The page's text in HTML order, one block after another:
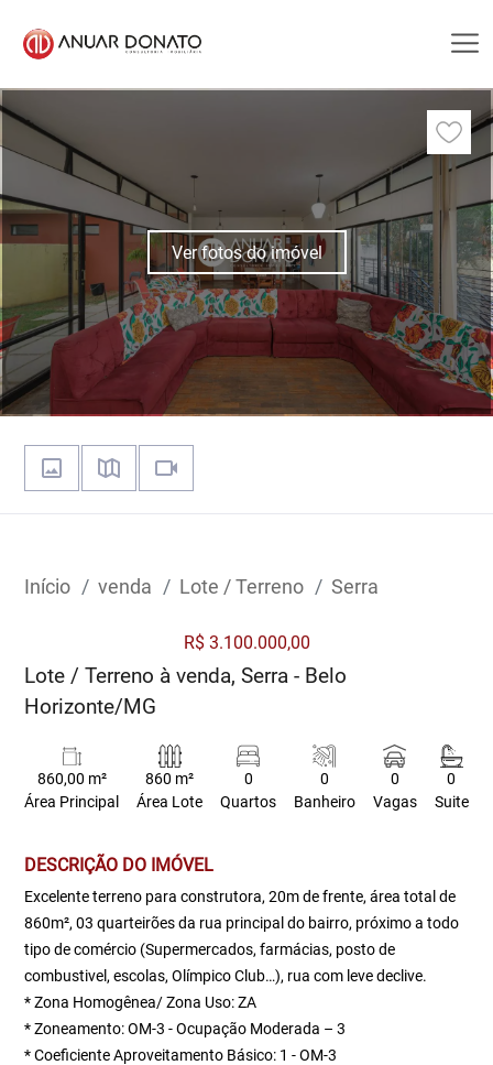
Ver fotos do imóvel
Início venda Lote / Terreno Serra
R$ 3.100.000,00
Lote / Terreno à venda, Serra - Belo
Horizonte/MG
860,00 m²
Área Principal
860 m²
Área Lote
0
Quartos
0
Banheiro
0
Vagas
0
Suite
DESCRIÇÃO DO IMÓVEL
Excelente terreno para construtora, 20m de frente, área total de
860m², 03 quarteirões da rua principal do bairro, próximo a todo
tipo de comércio (Supermercados, farmácias, posto de
combustivel, escolas, Olímpico Club…), rua com leve declive.
* Zona Homogênea/ Zona Uso: ZA
* Zoneamento: OM-3 - Ocupação Moderada – 3
* Coeficiente Aproveitamento Básico: 1 - OM-3